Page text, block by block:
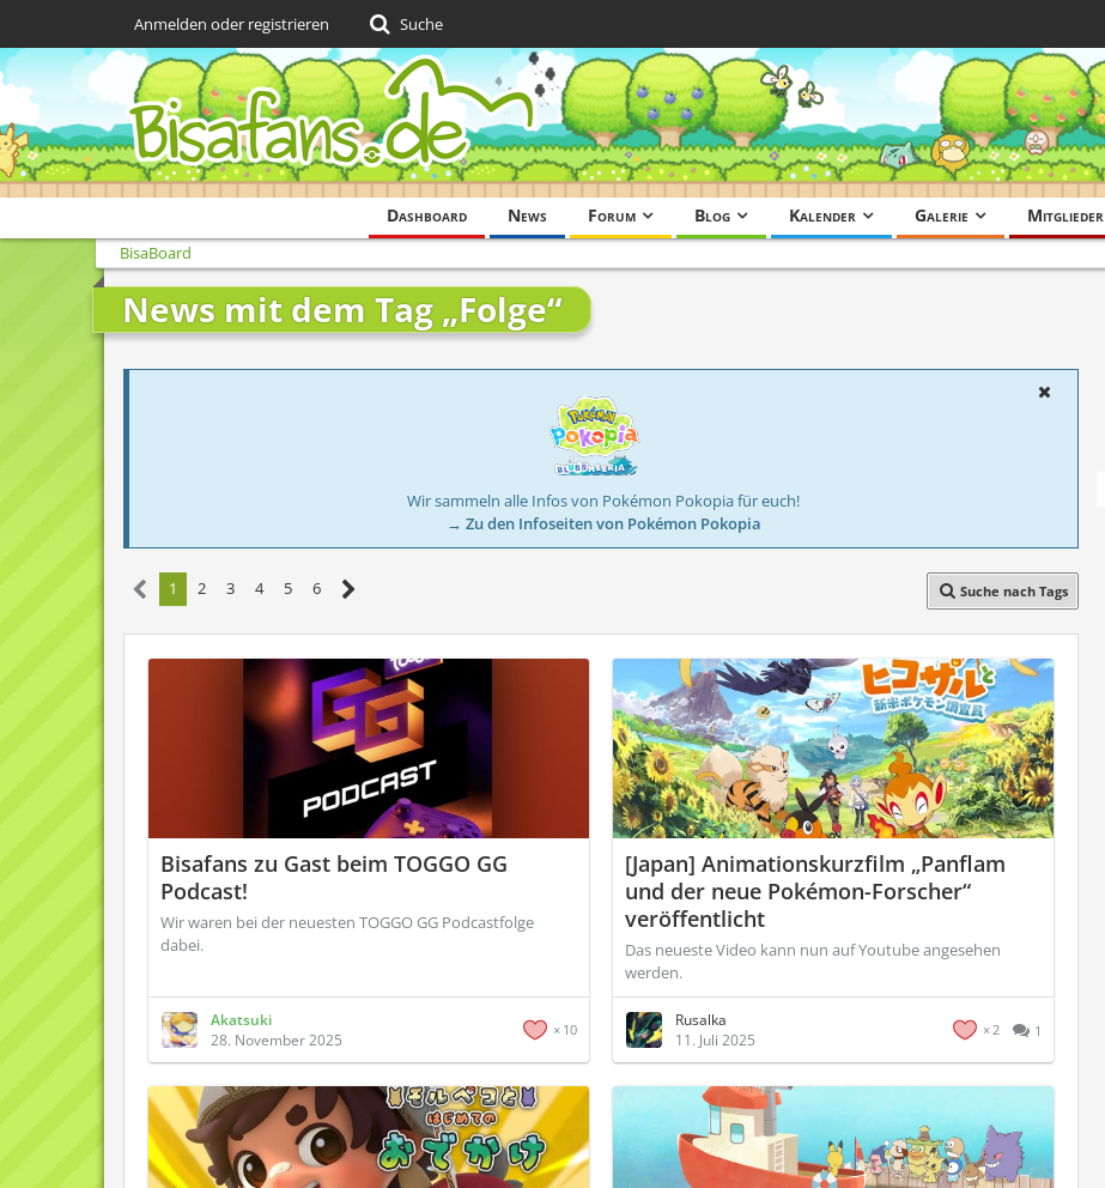
Dashboard News Forum Blog Kalender Galerie Mitglieder
Anmelden oder registrieren Suche
BisaBoard
News mit dem Tag „Folge“
Wir sammeln alle Infos von Pokémon Pokopia für euch!
→ Zu den Infoseiten von Pokémon Pokopia
1 2 3 4 5 6 Suche nach Tags
Bisafans zu Gast beim TOGGO GG
Podcast!
Wir waren bei der neuesten TOGGO GG Podcastfolge
dabei.
Akatsuki
28. November 2025
10
[Japan] Animationskurzfilm „Panflam
und der neue Pokémon-Forscher“
veröffentlicht
Das neueste Video kann nun auf Youtube angesehen
werden.
Rusalka
11. Juli 2025
2 1